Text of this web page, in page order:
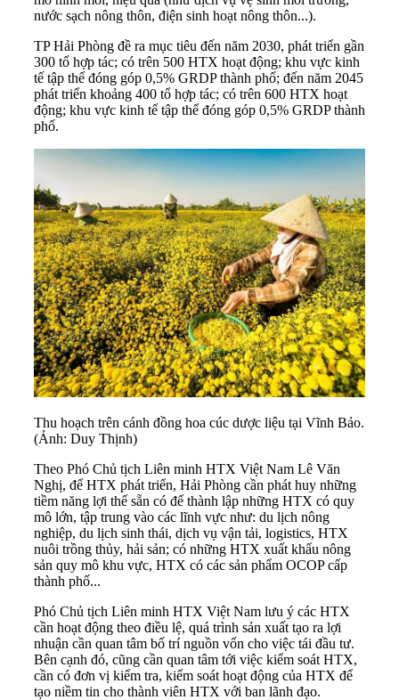
nước sạch nông thôn, điện sinh hoạt nông thôn...).
TP Hải Phòng đề ra mục tiêu đến năm 2030, phát triển gần
300 tổ hợp tác; có trên 500 HTX hoạt động; khu vực kinh
tế tập thể đóng góp 0,5% GRDP thành phố; đến năm 2045
phát triển khoảng 400 tổ hợp tác; có trên 600 HTX hoạt
động; khu vực kinh tế tập thể đóng góp 0,5% GRDP thành
phố.
Thu hoạch trên cánh đồng hoa cúc dược liệu tại Vĩnh Bảo.
(Ảnh: Duy Thịnh)
Theo Phó Chủ tịch Liên minh HTX Việt Nam Lê Văn
Nghị, để HTX phát triển, Hải Phòng cần phát huy những
tiềm năng lợi thế sẵn có để thành lập những HTX có quy
mô lớn, tập trung vào các lĩnh vực như: du lịch nông
nghiệp, du lịch sinh thái, dịch vụ vận tải, logistics, HTX
nuôi trồng thủy, hải sản; có những HTX xuất khẩu nông
sản quy mô khu vực, HTX có các sản phẩm OCOP cấp
thành phố...
Phó Chủ tịch Liên minh HTX Việt Nam lưu ý các HTX
cần hoạt động theo điều lệ, quá trình sản xuất tạo ra lợi
nhuận cần quan tâm bố trí nguồn vốn cho việc tái đầu tư.
Bên cạnh đó, cũng cần quan tâm tới việc kiểm soát HTX,
cần có đơn vị kiểm tra, kiểm soát hoạt động của HTX để
tạo niềm tin cho thành viên HTX với ban lãnh đạo.